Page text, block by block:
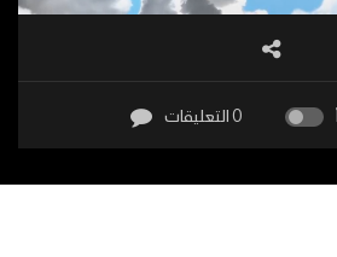
0 التعليقات